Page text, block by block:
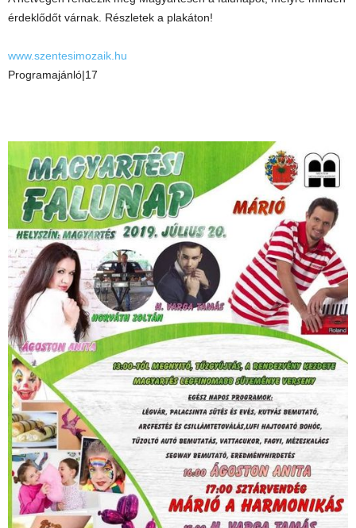
érdeklődőt várnak. Részletek a plakáton!
www.szentesimozaik.hu
Programajánló|17